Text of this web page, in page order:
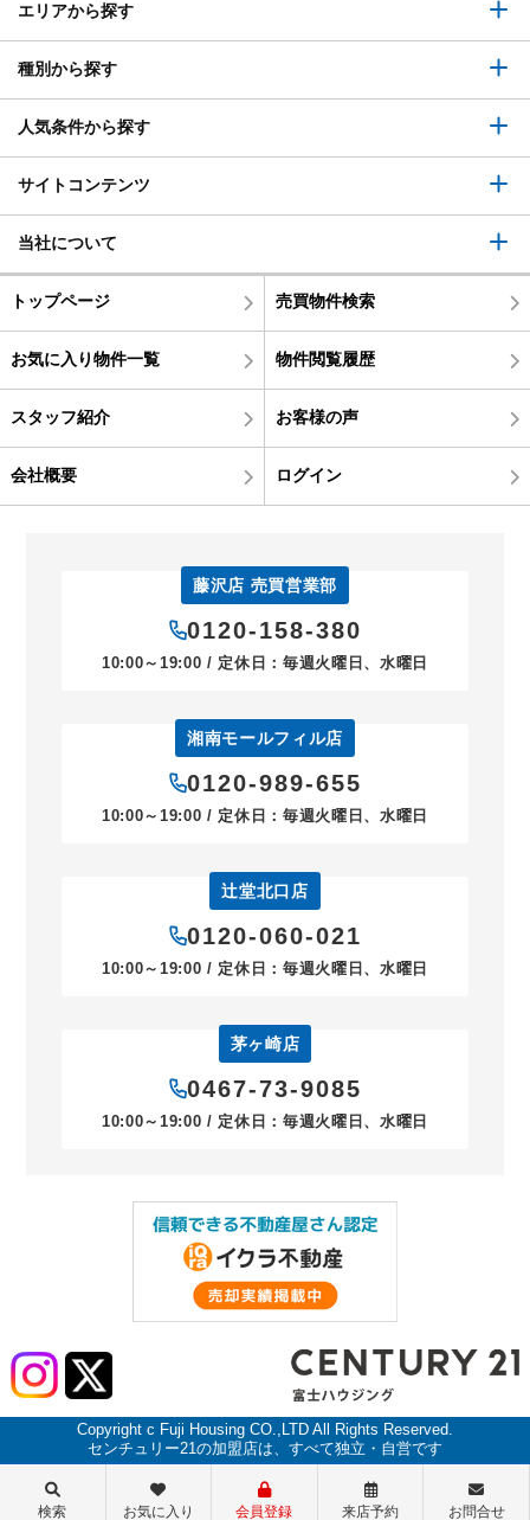
エリアから探す
種別から探す
人気条件から探す
サイトコンテンツ
当社について
トップページ 売買物件検索
お気に入り物件一覧 物件閲覧履歴
スタッフ紹介 お客様の声
会社概要 ログイン
藤沢店 売買営業部
0120-158-380
10:00～19:00 / 定休日：毎週火曜日、水曜日
湘南モールフィル店
0120-989-655
10:00～19:00 / 定休日：毎週火曜日、水曜日
辻堂北口店
0120-060-021
10:00～19:00 / 定休日：毎週火曜日、水曜日
茅ヶ崎店
0467-73-9085
10:00～19:00 / 定休日：毎週火曜日、水曜日
Copyright c Fuji Housing CO.,LTD All Rights Reserved.
センチュリー21の加盟店は、すべて独立・自営です
検索 お気に入り 会員登録 来店予約 お問合せ